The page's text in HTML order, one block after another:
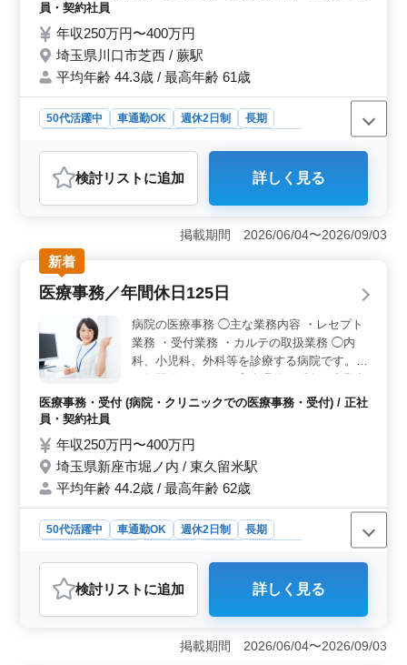
代活躍中の職場であなたも力を発揮してみま
せんか？
員・契約社員
年収250万円〜400万円
埼玉県川口市芝西 / 蕨駅
平均年齢 44.3歳 / 最高年齢 61歳
50代活躍中 車通勤OK 週休2日制
長期
おすすめポイント
＜充実の休日＞ 年間休日121日、完全週休2日制で予定
を立てやすく、夏季休暇や年末年始休暇もあり働きやす
い環境です。残業少なめのため、無理なく勤務を続けら
れます。 ＜経験を活かせる＞ クリニックの医療事
務として、受付、会計、レセプト業務、書類作成などを
担当します。これまでの診療報酬請求経験を活かし、即
戦力として活躍できるお仕事です。 ＜安心の待遇
＞ 交通費支給や賞与、社会保険などの福利厚生が整っ
ており、通勤負担を抑えながら働ける環境です。経験を
活かして安心して長く働ける環境です。
検討リスト に追加 詳しく見る
掲載期間 2026/06/04〜2026/09/03
新着
医療事務／年間休日125日
病院の医療事務 ◯主な業務内容 ・レセプト
業務 ・受付業務 ・カルテの取扱業務 ◯内
科、小児科、外科等を診療する病院です。
なめ ＊賞与あり これまで身につけたスキル
医療事務・受付 (病院・クリニックでの医療事務・受付) / 正社
員・契約社員
年収250万円〜400万円
埼玉県新座市堀ノ内 / 東久留米駅
平均年齢 44.2歳 / 最高年齢 62歳
50代活躍中 車通勤OK 週休2日制
長期
おすすめポイント
＜充実の休日＞ 年間休日125日、完全週休2日制でしっ
かり休める環境です。残業少なめのため、仕事とプライ
ベートのバランスを取りながら働けます。 ＜経験を
検討リスト に追加 詳しく見る
掲載期間 2026/06/04〜2026/09/03